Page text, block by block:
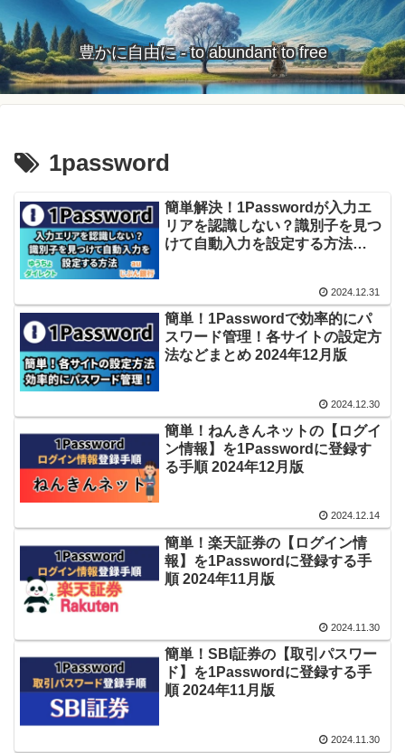
豊かに自由に - to abundant to free
1password
簡単解決！1Passwordが入力エ
リアを認識しない？識別子を見つ
けて自動入力を設定する方法
2024.12.31
簡単！1Passwordで効率的にパ
スワード管理！各サイトの設定方
法などまとめ 2024年12月版
2024.12.30
簡単！ねんきんネットの【ログイ
ン情報】を1Passwordに登録す
る手順 2024年12月版
2024.12.14
簡単！楽天証券の【ログイン情
報】を1Passwordに登録する手
順 2024年11月版
2024.11.30
簡単！SBI証券の【取引パスワー
ド】を1Passwordに登録する手
順 2024年11月版
2024.11.30